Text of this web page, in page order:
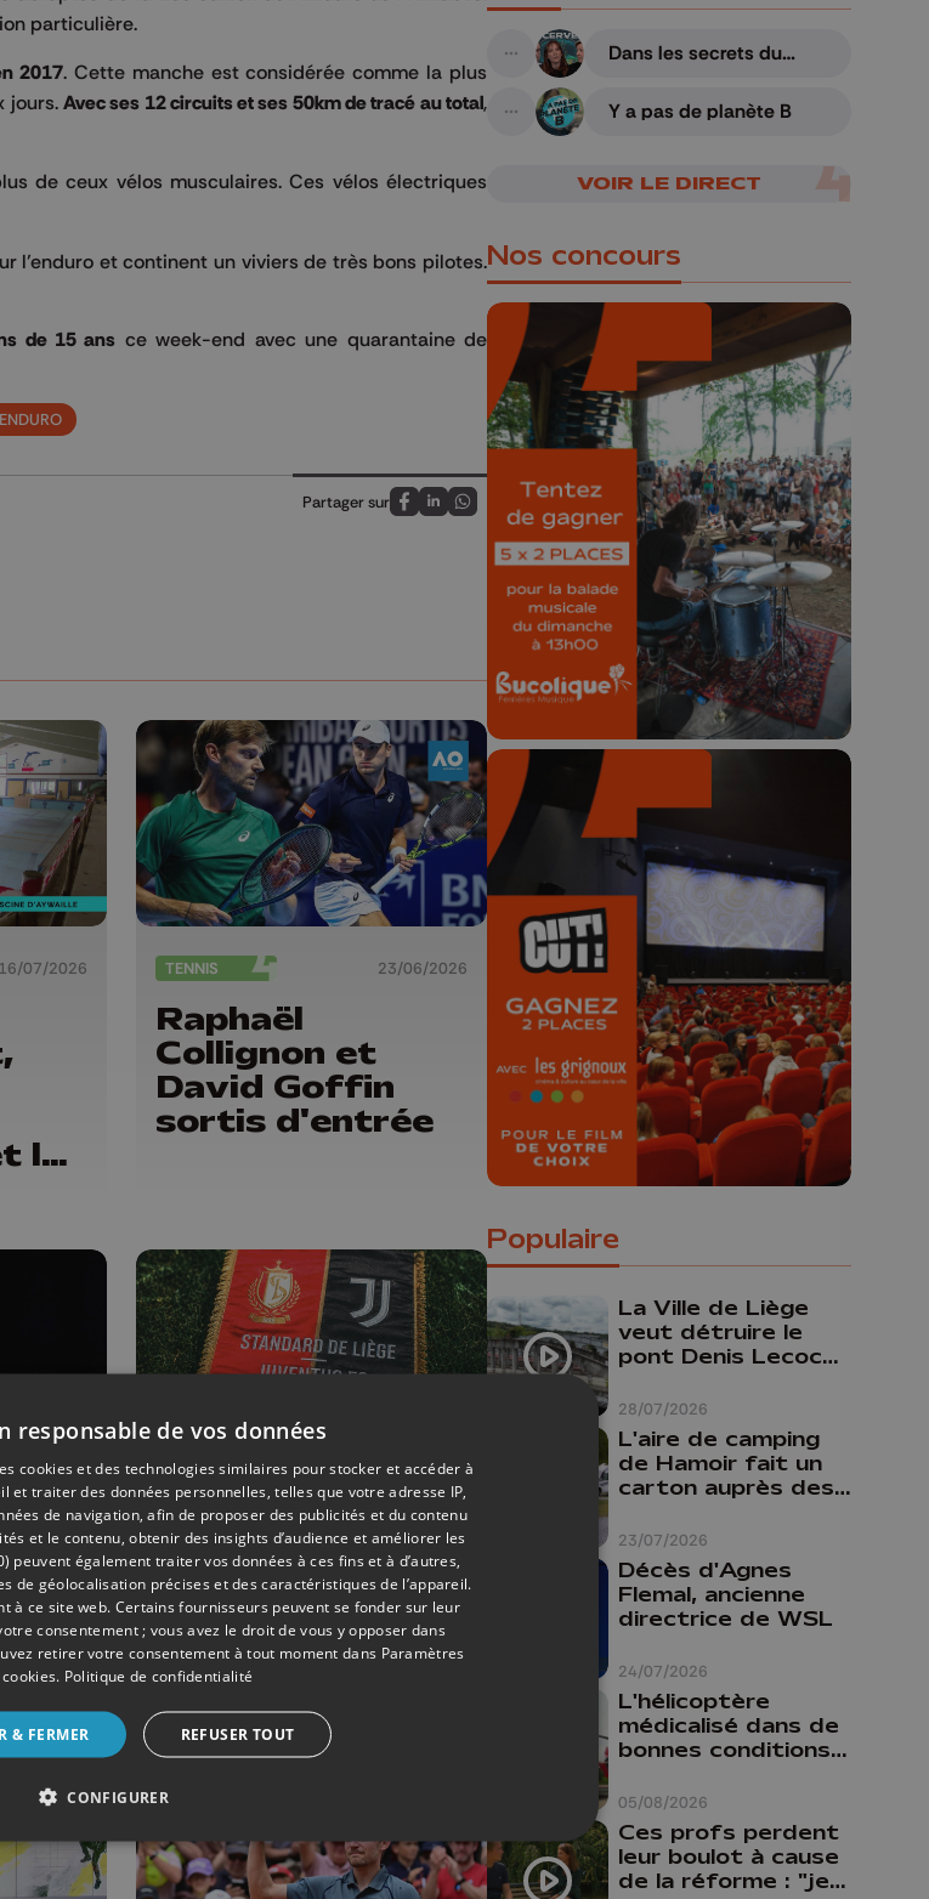
particulière.
2017. Cette manche est considérée comme la plus
jours. Avec ses 12 circuits et ses 50km de tracé au total,
de ceux vélos musculaires. Ces vélos électriques
l’enduro et continent un viviers de très bons pilotes.
de 15 ans ce week-end avec une quarantaine de
ENDURO
Partager sur
Partagez sur FaceBook
Partagez sur LinkedIn
Partagez sur Whatsapp
16/07/2026
la
TENNIS 23/06/2026
Raphaël
Collignon et
David Goffin
sortis d'entrée
06/2026 FOOTBALL 01/06/2026
Match de gala à
Sclessin, le
Standard
accueillera la
Juventus
A suivre
Dans les secrets du
A suivre
Y a pas de planète B
VOIR LE DIRECT
Nos concours
🎁 Gagnez 5x2
places pour le
Bucolique Ferrières
Festival 🌿🎶
Concours valable jusqu'au 9 août,
23h59.
🎬 Concours CUT x
Les Grignoux ✨
Concours permanent - 2 places à
gagner chaque semaine !
Populaire
28/07/2026
La Ville de Liège
veut détruire le
pont Denis Lecocq
budget pour le
faire
23/07/2026
L'aire de camping
de Hamoir fait un
carton auprès des
24/07/2026
Décès d'Agnes
Flemal, ancienne
directrice de WSL
05/08/2026
L'hélicoptère
médicalisé dans de
bonnes conditions à
Ces profs perdent
leur boulot à cause
de la réforme : "je
responsable de vos données
cookies et des technologies similaires pour stocker et accéder à
et traiter des données personnelles, telles que votre adresse IP,
de navigation, afin de proposer des publicités et du contenu
et le contenu, obtenir des insights d’audience et améliorer les
peuvent également traiter vos données à ces fins et à d’autres,
de géolocalisation précises et des caractéristiques de l’appareil.
à ce site web. Certains fournisseurs peuvent se fonder sur leur
consentement ; vous avez le droit de vous y opposer dans
retirer votre consentement à tout moment dans Paramètres
. Politique de confidentialité
& FERMER REFUSER TOUT
CONFIGURER